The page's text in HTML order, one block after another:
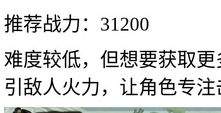
推荐战力：31200
难度较低，但想要获取
引敌人火力，让角色专